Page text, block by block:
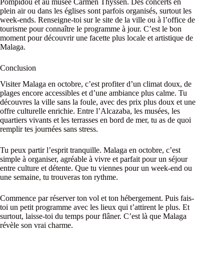
plein air ou dans les églises sont parfois organisés, surtout les
week-ends. Renseigne-toi sur le site de la ville ou à l’office de
tourisme pour connaître le programme à jour. C’est le bon
moment pour découvrir une facette plus locale et artistique de
Malaga.
Conclusion
Visiter Malaga en octobre, c’est profiter d’un climat doux, de
plages encore accessibles et d’une ambiance plus calme. Tu
découvres la ville sans la foule, avec des prix plus doux et une
offre culturelle enrichie. Entre l’Alcazaba, les musées, les
quartiers vivants et les terrasses en bord de mer, tu as de quoi
remplir tes journées sans stress.
Tu peux partir l’esprit tranquille. Malaga en octobre, c’est
simple à organiser, agréable à vivre et parfait pour un séjour
entre culture et détente. Que tu viennes pour un week-end ou
une semaine, tu trouveras ton rythme.
Commence par réserver ton vol et ton hébergement. Puis fais-
toi un petit programme avec les lieux qui t’attirent le plus. Et
surtout, laisse-toi du temps pour flâner. C’est là que Malaga
révèle son vrai charme.